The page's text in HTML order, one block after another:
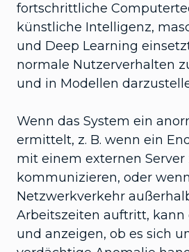
fortschrittliche
künstliche Intelligenz,
und Deep Learning
normale Nutzerverhalten
und in Modellen
Wenn das System ein
ermittelt, z. B. wenn ein
mit einem externen Server
kommunizieren, oder
Netzwerkverkehr
Arbeitszeiten auftritt, kann
und anzeigen, ob es sich